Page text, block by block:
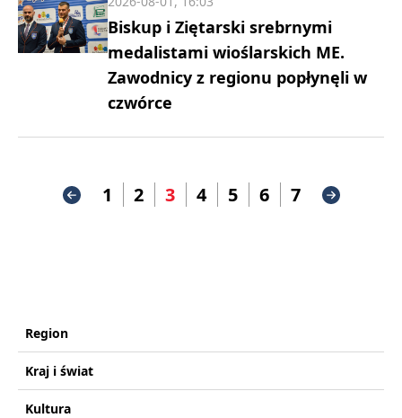
Biskup i Ziętarski srebrnymi
medalistami wioślarskich ME.
Zawodnicy z regionu popłynęli w
czwórce
1 2 3 4 5 6 7
Region
Kraj i świat
Kultura